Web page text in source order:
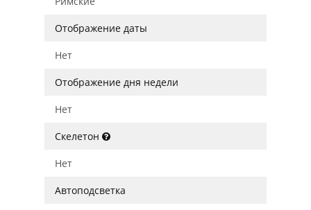
Отображение даты
Нет
Отображение дня недели
Нет
Скелетон
Нет
Автоподсветка